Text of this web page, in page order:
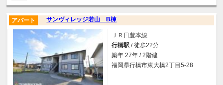
サンヴィレッジ若山 B棟
アパート
ＪＲ日豊本線
行橋駅 / 徒歩22分
築年 27年 / 2階建
福岡県行橋市東大橋2丁目5-28